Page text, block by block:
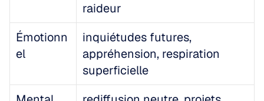
raideur
Émotionn
el
inquiétudes futures,
appréhension, respiration
superficielle